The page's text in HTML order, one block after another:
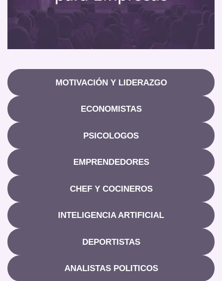
MOTIVACIÓN Y LIDERAZGO
ECONOMISTAS
PSICOLOGOS
EMPRENDEDORES
CHEF Y COCINEROS
INTELIGENCIA ARTIFICIAL
DEPORTISTAS
ANALISTAS POLITICOS